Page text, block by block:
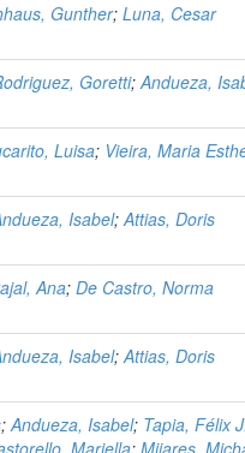
Gunther; Luna, Cesar
Goretti;Andueza,
Luisa; Vieira, Maria
Isabel;Attias, Doris
Ana; De Castro, Norma
Isabel;Attias, Doris
;Andueza, Isabel; Tapia, Félix J.
Mariella; Mijares,